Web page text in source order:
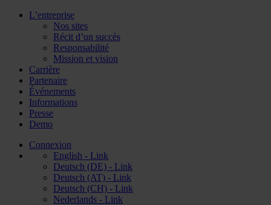
L’entreprise
Nos sites
Récit d’un succès
Responsabilité
Mission et vision
Carrière
Partenaire
Événements
Informations
Presse
Demo
Connexion
English - Link
Deutsch (DE) - Link
Deutsch (AT) - Link
Deutsch (CH) - Link
Nederlands - Link